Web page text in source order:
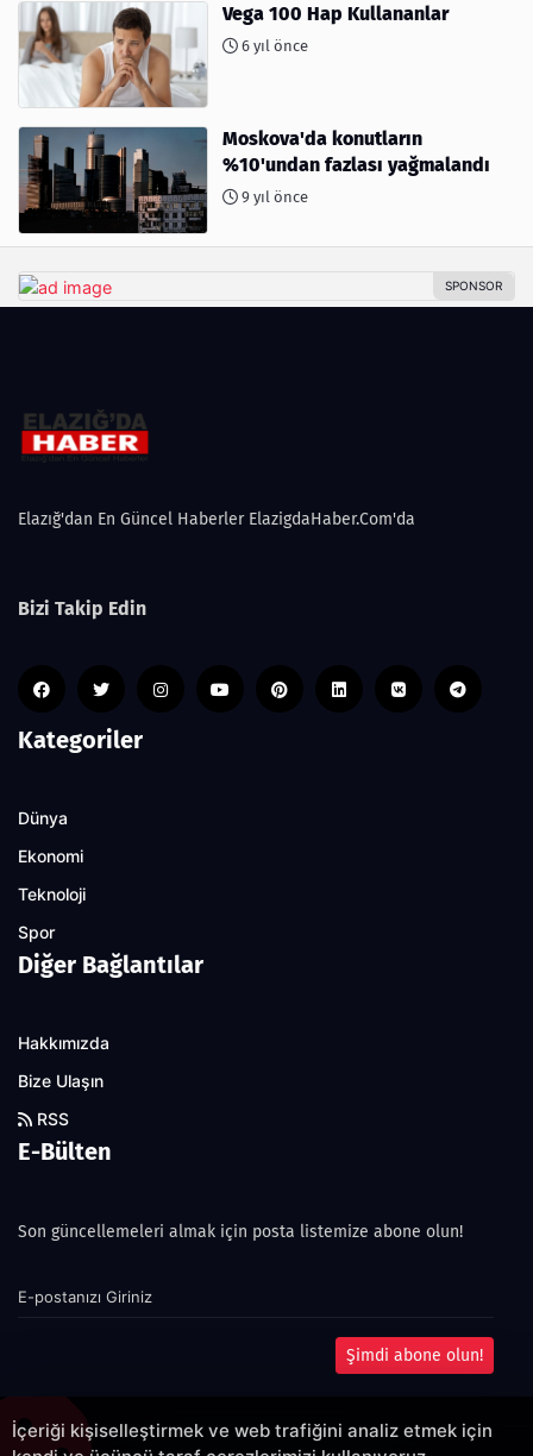
Vega 100 Hap Kullananlar
6 yıl önce
Moskova'da konutların
%10'undan fazlası yağmalandı
9 yıl önce
Elazığ'dan En Güncel Haberler ElazigdaHaber.Com'da
Bizi Takip Edin
Kategoriler
Dünya
Ekonomi
Teknoloji
Spor
Diğer Bağlantılar
Hakkımızda
Bize Ulaşın
RSS
E-Bülten
Son güncellemeleri almak için posta listemize abone olun!
Şimdi abone olun!
İçeriği kişiselleştirmek ve web trafiğini analiz etmek için